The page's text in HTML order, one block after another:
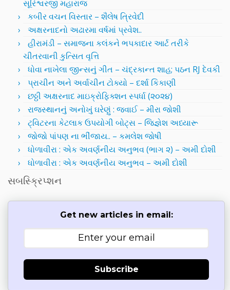
સૂરિશ્વરજી મહારાજ
કબીર વચન વિસ્તાર – શૈલેષ ત્રિવેદી
અક્ષરનાદનો અઢારમા વર્ષમાં પ્રવેશ..
હીરામંડી – સમાજના કલંકને ભપકાદાર આર્ટ તરીકે
ચીતરવાની કુત્સિત વૃત્તિ
ધોવા નાખેલા જીન્સનું ગીત – ચંદ્રકાન્ત શાહ; પઠન RJ દેવકી
પ્રાચીન અને અર્વાચીન ટોક્યો – દર્શા કિકાણી
છઠ્ઠી અક્ષરનાદ માઇક્રોફિક્શન સ્પર્ધા (૨૦૨૪)
રાજસ્થાનનું અનોખું ઘરેણું : જવાઈ – મીરા જોશી
ટ્વિટરના કેટલાક ઉપયોગી બોટ્સ – જિજ્ઞેશ અધ્યારૂ
જોજો પાંપણ ના ભીંજાય.. – કમલેશ જોષી
ધોળાવીરા : એક અવર્ણનીય અનુભવ (ભાગ ૨) – અમી દોશી
ધોળાવીરા : એક અવર્ણનીય અનુભવ – અમી દોશી
સબસ્ક્રિપ્શન
Get new articles in email:
Subscribe